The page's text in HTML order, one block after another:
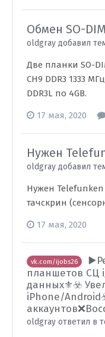
Обмен SO-
oldgray добавил
Две планки SO-
CH9 DDR3 1333
DDR3L по 4GB.
17 мая, 2020
Нужен
oldgray добавил
Нужен Telefunken
тачскрин
17 мая, 2020
vk.com/ijobs26
планшетов СЦ
данных⚜️☣️
iPhone/
oldgray ответил в